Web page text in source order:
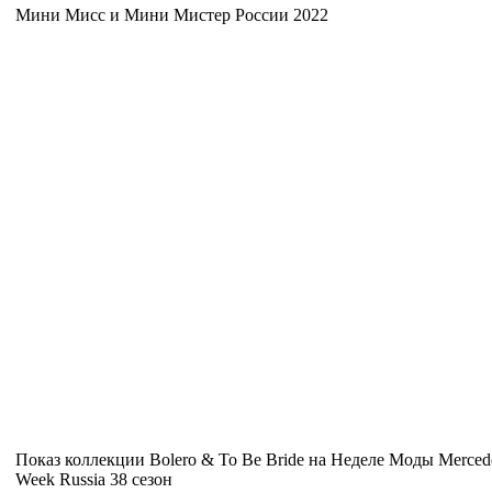
Мини Мисс и Мини Мистер России 2022
Показ коллекции Bolero & To Be Bride на Неделе Моды
Week Russia 38 сезон